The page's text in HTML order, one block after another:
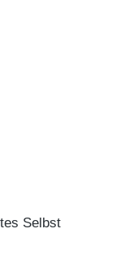
Selbst